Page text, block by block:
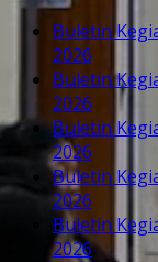
Buletin
2026
Buletin
2026
Buletin
2026
Buletin
2026
Buletin
2026